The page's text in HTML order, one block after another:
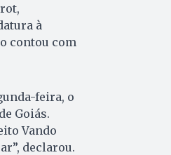
à
contou com
feira, o
Goiás.
Vando
declarou.